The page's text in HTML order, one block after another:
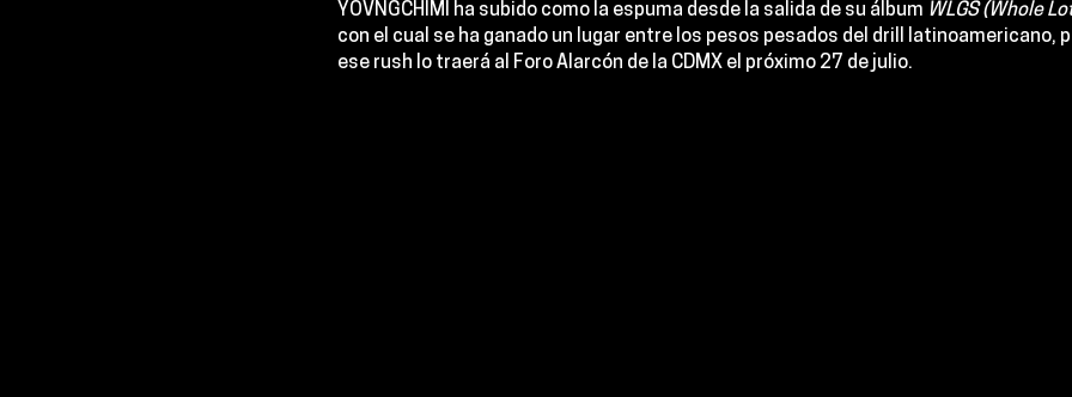
YOVNGCHIMI ha subido como la espuma desde la salida de su álbum WLGS (Whole
con el cual se ha ganado un lugar entre los pesos pesados del drill latinoamericano,
ese rush lo traerá al
Foro Alarcón de la CDMX el próximo 27 de julio.